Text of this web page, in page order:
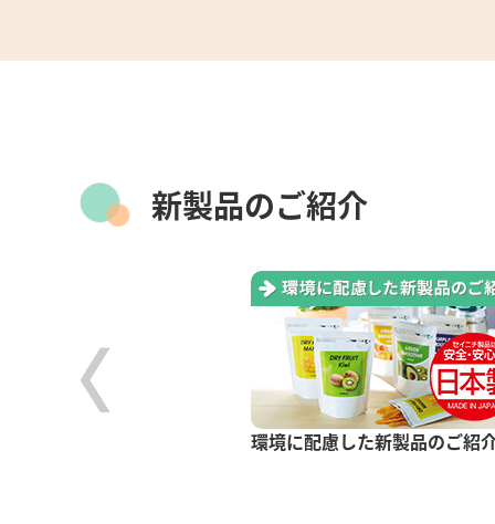
新製品のご紹介
環境に配慮した新製品のご紹